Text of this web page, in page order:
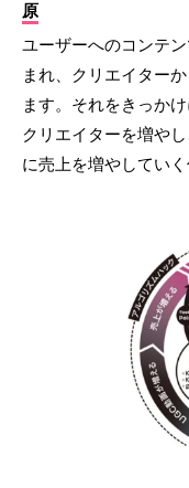
原
ユーザーへのコンテ
まれ、クリエイター
ます。それをきっか
クリエイターを増や
に売上を増やしていく